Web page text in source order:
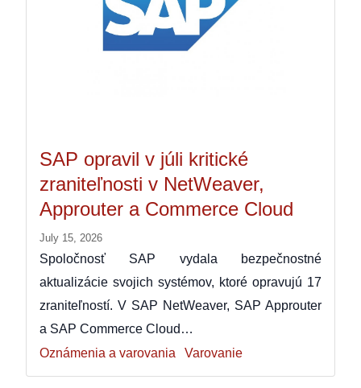
SAP opravil v júli kritické
zraniteľnosti v NetWeaver,
Approuter a Commerce Cloud
July 15, 2026
Spoločnosť SAP vydala bezpečnostné
aktualizácie svojich systémov, ktoré opravujú 17
zraniteľností. V SAP NetWeaver, SAP Approuter
a SAP Commerce Cloud…
Oznámenia a varovania
Varovanie